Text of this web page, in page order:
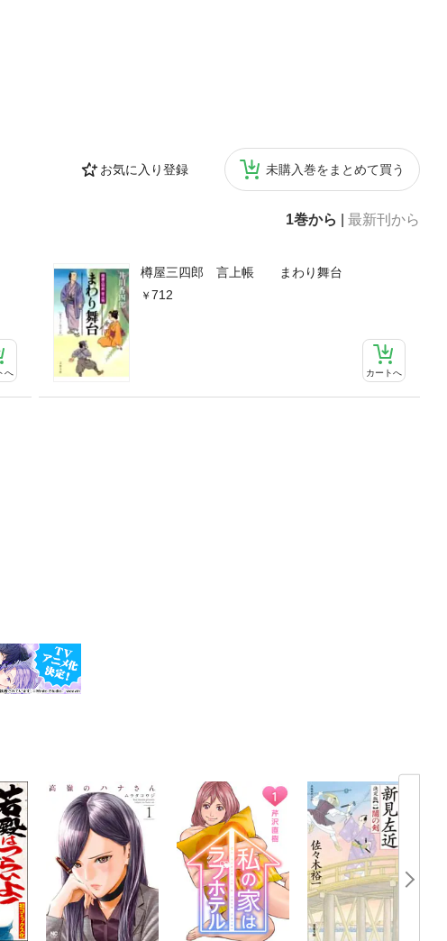
お気に入り登録 未購入巻をまとめて買う
1巻から 最新刊から
へ
樽屋三四郎 言上帳 まわり舞台
712
カートへ